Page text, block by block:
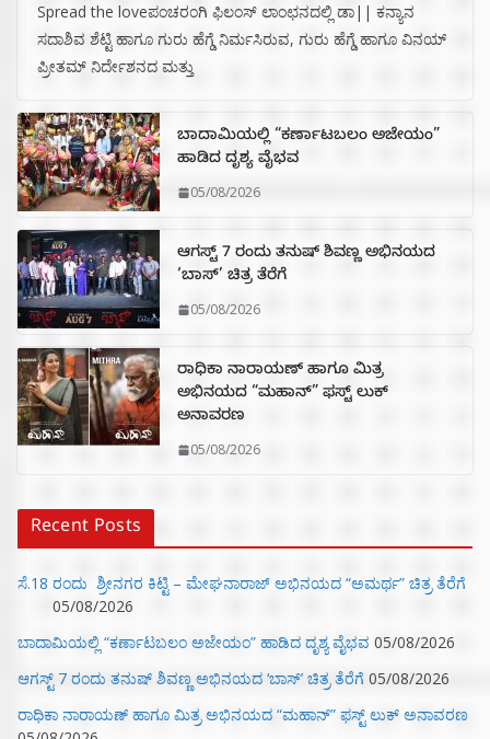
Spread the loveಪಂಚರಂಗಿ ಫಿಲಂಸ್ ಲಾಂಛನದಲ್ಲಿ ಡಾ|| ಕನ್ಯಾನ
ಸದಾಶಿವ ಶೆಟ್ಟಿ ಹಾಗೂ ಗುರು ಹೆಗ್ಡೆ ನಿರ್ಮಸಿರುವ, ಗುರು ಹೆಗ್ಡೆ ಹಾಗೂ ವಿನಯ್
ಪ್ರೀತಮ್ ನಿರ್ದೇಶನದ ಮತ್ತು
ಬಾದಾಮಿಯಲ್ಲಿ “ಕರ್ಣಾಟಬಲಂ ಅಜೇಯಂ”
ಹಾಡಿದ ದೃಶ್ಯ ವೈಭವ
05/08/2026
ಆಗಸ್ಟ್ 7 ರಂದು ತನುಷ್ ಶಿವಣ್ಣ ಅಭಿನಯದ
‘ಬಾಸ್’ ಚಿತ್ರ ತೆರೆಗೆ
05/08/2026
ರಾಧಿಕಾ ನಾರಾಯಣ್ ಹಾಗೂ ಮಿತ್ರ
ಅಭಿನಯದ “ಮಹಾನ್” ಫಸ್ಟ್ ಲುಕ್
ಅನಾವರಣ
05/08/2026
Recent Posts
ಸೆ.18 ರಂದು ಶ್ರೀನಗರ ಕಿಟ್ಟಿ – ಮೇಘನಾರಾಜ್ ಅಭಿನಯದ “ಅಮರ್ಥ” ಚಿತ್ರ ತೆರೆಗೆ
05/08/2026
ಬಾದಾಮಿಯಲ್ಲಿ “ಕರ್ಣಾಟಬಲಂ ಅಜೇಯಂ” ಹಾಡಿದ ದೃಶ್ಯ ವೈಭವ 05/08/2026
ಆಗಸ್ಟ್ 7 ರಂದು ತನುಷ್ ಶಿವಣ್ಣ ಅಭಿನಯದ ‘ಬಾಸ್’ ಚಿತ್ರ ತೆರೆಗೆ 05/08/2026
ರಾಧಿಕಾ ನಾರಾಯಣ್ ಹಾಗೂ ಮಿತ್ರ ಅಭಿನಯದ “ಮಹಾನ್” ಫಸ್ಟ್ ಲುಕ್ ಅನಾವರಣ